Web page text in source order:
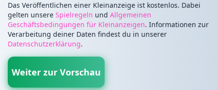
Das Veröffentlichen einer Kleinanzeige ist kostenlos. Dabei
gelten unsere Spielregeln und Allgemeinen
Geschäftsbedingungen für Kleinanzeigen. Informationen zur
Verarbeitung deiner Daten findest du in unserer
Datenschutzerklärung.